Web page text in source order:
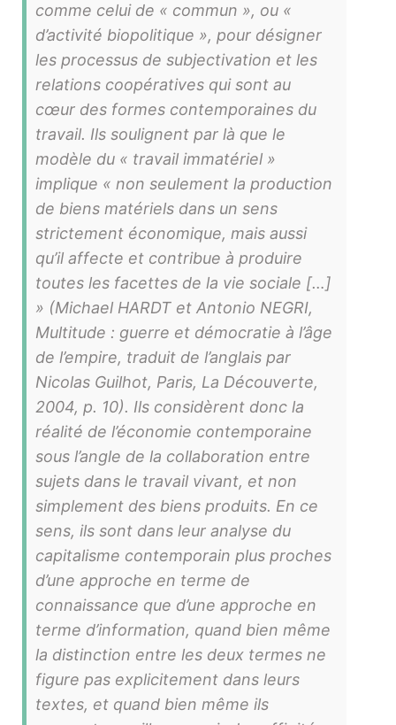
comme celui de « commun », ou «
d’activité biopolitique », pour désigner
les processus de subjectivation et les
relations coopératives qui sont au
cœur des formes contemporaines du
travail. Ils soulignent par là que le
modèle du « travail immatériel »
implique « non seulement la production
de biens matériels dans un sens
strictement économique, mais aussi
qu’il affecte et contribue à produire
toutes les facettes de la vie sociale […]
» (Michael HARDT et Antonio NEGRI,
Multitude : guerre et démocratie à l’âge
de l’empire, traduit de l’anglais par
Nicolas Guilhot, Paris, La Découverte,
2004, p. 10). Ils considèrent donc la
réalité de l’économie contemporaine
sous l’angle de la collaboration entre
sujets dans le travail vivant, et non
simplement des biens produits. En ce
sens, ils sont dans leur analyse du
capitalisme contemporain plus proches
d’une approche en terme de
connaissance que d’une approche en
terme d’information, quand bien même
la distinction entre les deux termes ne
figure pas explicitement dans leurs
textes, et quand bien même ils